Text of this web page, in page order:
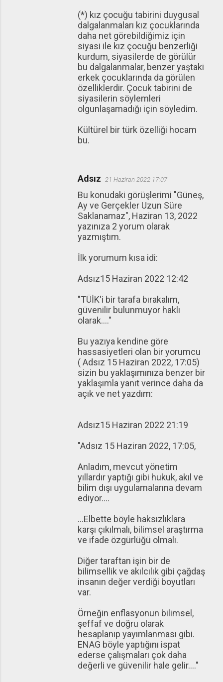
(*) kız çocuğu tabirini duygusal
dalgalanmaları kız çocuklarında
daha net görebildiğimiz için
siyasi ile kız çocuğu benzerliği
kurdum, siyasilerde de görülür
bu dalgalanmalar, benzer yaştaki
erkek çocuklarında da görülen
özelliklerdir. Çocuk tabirini de
siyasilerin söylemleri
olgunlaşamadığı için söyledim.
Kültürel bir türk özelliği hocam
bu.
Adsız 21 Haziran 2022 17:07
Bu konudaki görüşlerimi "Güneş,
Ay ve Gerçekler Uzun Süre
Saklanamaz", Haziran 13, 2022
yazınıza 2 yorum olarak
yazmıştım.
İlk yorumum kısa idi:
Adsız15 Haziran 2022 12:42
"TÜİK'i bir tarafa bırakalım,
güvenilir bulunmuyor haklı
olarak...."
Bu yazıya kendine göre
hassasiyetleri olan bir yorumcu
( Adsız 15 Haziran 2022, 17:05)
sizin bu yaklaşımınıza benzer bir
yaklaşımla yanıt verince daha da
açık ve net yazdım:
Adsız15 Haziran 2022 21:19
"Adsız 15 Haziran 2022, 17:05,
Anladım, mevcut yönetim
yıllardır yaptığı gibi hukuk, akıl ve
bilim dışı uygulamalarına devam
ediyor....
...Elbette böyle haksızlıklara
karşı çıkılmalı, bilimsel araştırma
ve ifade özgürlüğü olmalı.
Diğer taraftan işin bir de
bilimsellik ve akılcılık gibi çağdaş
insanın değer verdiği boyutları
var.
Örneğin enflasyonun bilimsel,
şeffaf ve doğru olarak
hesaplanıp yayımlanması gibi.
ENAG böyle yaptığını ispat
ederse çalışmaları çok daha
değerli ve güvenilir hale gelir...."